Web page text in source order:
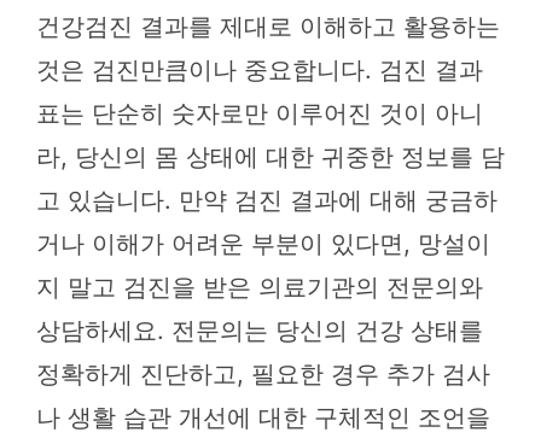
건강검진 결과를 제대로 이해하고 활용하는
것은 검진만큼이나 중요합니다. 검진 결과
표는 단순히 숫자로만 이루어진 것이 아니
라, 당신의 몸 상태에 대한 귀중한 정보를 담
고 있습니다. 만약 검진 결과에 대해 궁금하
거나 이해가 어려운 부분이 있다면, 망설이
지 말고 검진을 받은 의료기관의 전문의와
상담하세요. 전문의는 당신의 건강 상태를
정확하게 진단하고, 필요한 경우 추가 검사
나 생활 습관 개선에 대한 구체적인 조언을